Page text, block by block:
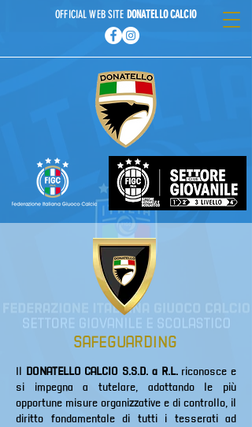
OFFICIAL WEB SITE DONATELLO CALCIO
SAFEGUARDING
Il DONATELLO CALCIO S.S.D. a R.L.riconosce e
si impegna a tutelare, adottando le più
opportune misure organizzative e di controllo, il
diritto fondamentale di tutti i tesserati ad